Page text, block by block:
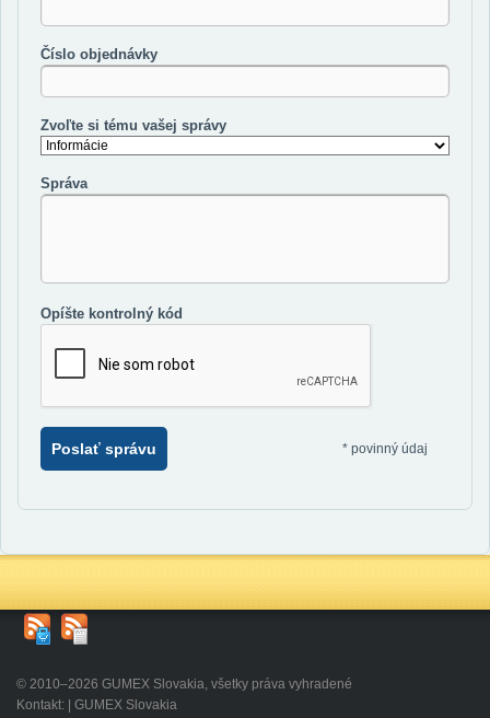
Číslo objednávky
Zvoľte si tému vašej správy
Správa
Opíšte kontrolný kód
Poslať správu * povinný údaj
© 2010–2026 GUMEX Slovakia, všetky práva vyhradené
Kontakt: | GUMEX Slovakia